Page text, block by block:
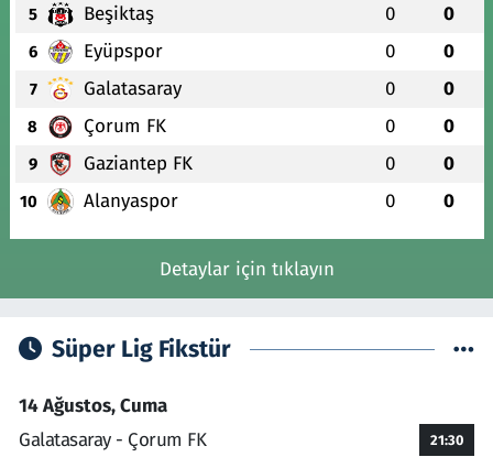
5 Beşiktaş 0 0
6 Eyüpspor 0 0
7 Galatasaray 0 0
8 Çorum FK 0 0
9 Gaziantep FK 0 0
10 Alanyaspor 0 0
Detaylar için tıklayın
Süper Lig Fikstür
14 Ağustos, Cuma
Galatasaray - Çorum FK
21:30